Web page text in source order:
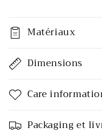
Matériaux
Dimensions
Care
Packaging et